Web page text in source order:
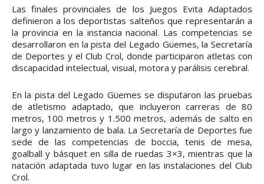
Las finales provinciales de los Juegos Evita Adaptados
definieron a los deportistas salteños que representarán a
la provincia en la instancia nacional. Las competencias se
desarrollaron en la pista del Legado Güemes, la Secretaría
de Deportes y el Club Crol, donde participaron atletas con
discapacidad intelectual, visual, motora y parálisis cerebral.
En la pista del Legado Güemes se disputaron las pruebas
de atletismo adaptado, que incluyeron carreras de 80
metros, 100 metros y 1.500 metros, además de salto en
largo y lanzamiento de bala. La Secretaría de Deportes fue
sede de las competencias de boccia, tenis de mesa,
goalball y básquet en silla de ruedas 3×3, mientras que la
natación adaptada tuvo lugar en las instalaciones del Club
Crol.